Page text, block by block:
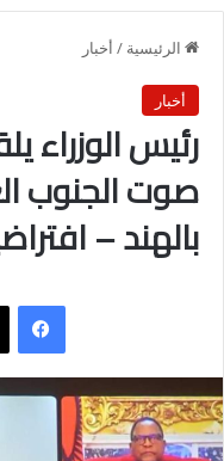
الرئيسية / أخبار
أخبار
رئيس
صوت الجنوب
بالهند –
فيسبوك